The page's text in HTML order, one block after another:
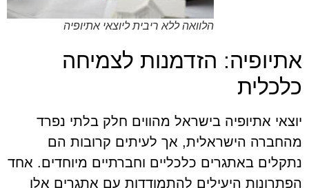
הלוואה ללא ריבית ליוצאי אתיופיה
אתיופיה: הזדמנות לצמיחה
כלכלית
יוצאי אתיופיה בישראל מהווים חלק בלתי נפרד
מהחברה הישראלית, אך לעיתים קרובות הם
נתקלים באתגרים כלכליים וחברתיים מיוחדים. אחד
הפתרונות היעילים להתמודדות עם אתגרים אלו